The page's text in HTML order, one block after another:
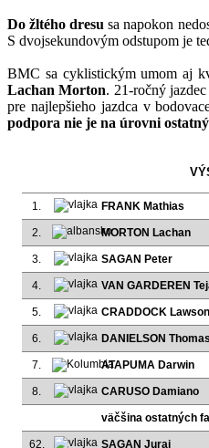
Do žltého dresu sa napokon
S dvojsekundovým odstupom je
BMC sa cyklistickým umom aj
Lachan Morton. 21-ročný
pre najlepšieho jazdca v
podpora nie je na úrovni
1. FRANK Mathias
2. MORTON Lachan
3. SAGAN Peter
4. VAN GARDEREN
5. CRADDOCK Lawson
6. DANIELSON Thomas
7. ATAPUMA Darwin
8. CARUSO Damiano
väčšina ostatných
62. SAGAN Juraj